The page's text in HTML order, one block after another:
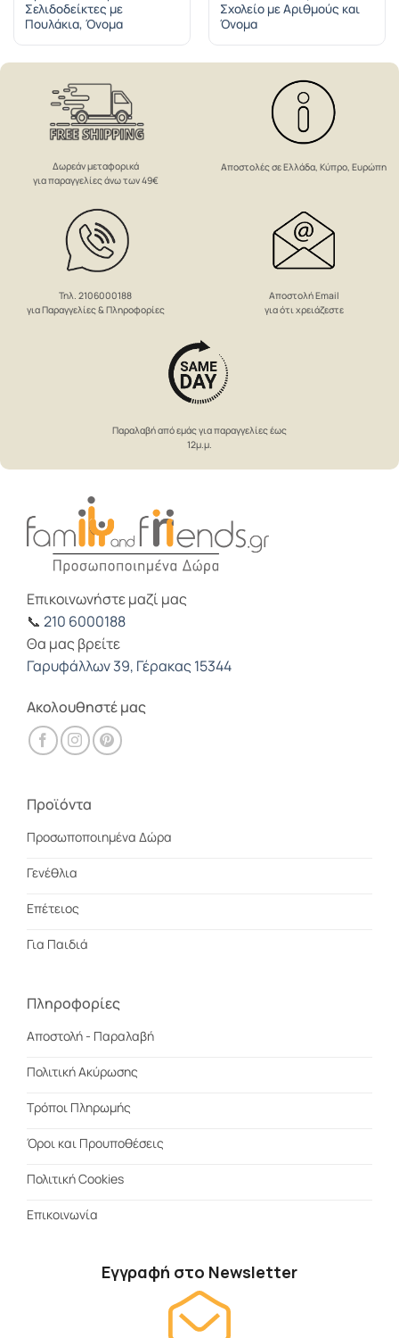
Σελιδοδείκτες με
Πουλάκια, Όνομα
Σχολείο με Αριθμούς και
Όνομα
Δωρεάν μεταφορικά
για παραγγελίες άνω των 49€
Αποστολές σε Ελλάδα, Κύπρο, Ευρώπη
Τηλ. 2106000188
για Παραγγελίες & Πληροφορίες
Αποστολή Email
για ότι χρειάζεστε
Παραλαβή από εμάς για παραγγελίες έως
12μ.μ.
Επικοινωνήστε μαζί μας
📞 210 6000188
Θα μας βρείτε
Γαρυφάλλων 39, Γέρακας 15344
Ακολουθηστέ μας
Προϊόντα
Προσωποποιημένα Δώρα
Γενέθλια
Επέτειος
Για Παιδιά
Πληροφορίες
Αποστολή - Παραλαβή
Πολιτική Ακύρωσης
Τρόποι Πληρωμής
Όροι και Προυποθέσεις
Πολιτική Cookies
Επικοινωνία
Εγγραφή στο Newsletter